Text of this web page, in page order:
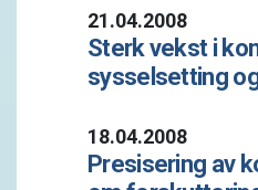
21.04.2008
Sterk vekst i
sysselsetting
18.04.2008
Presisering av